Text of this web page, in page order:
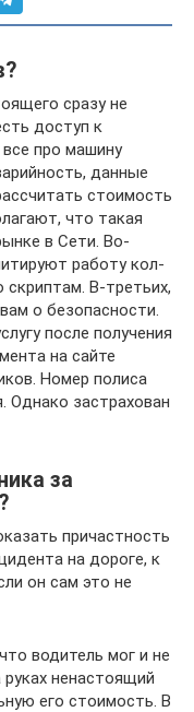
сразу не
доступ к
про машину
данные
стоимость
что такая
в Сети. Во-
работу кол-
В-третьих,
о безопасности.
после получения
на сайте
Номер полиса
Однако застрахован
за
причастность
на дороге, к
он сам это не
водитель мог и не
ненастоящий
его стоимость. В